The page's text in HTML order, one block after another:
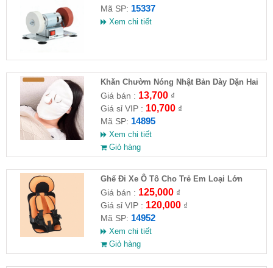
Mã SP: 15337
Xem chi tiết
Khăn Chườm Nóng Nhật Bản Dày Dặn Hai
Lớp
Giá bán : 13,700₫
Giá sỉ VIP : 10,700₫
Mã SP: 14895
Xem chi tiết
Giỏ hàng
Ghế Đi Xe Ô Tô Cho Trẻ Em Loại Lớn
56x24x36
Giá bán : 125,000₫
Giá sỉ VIP : 120,000₫
Mã SP: 14952
Xem chi tiết
Giỏ hàng